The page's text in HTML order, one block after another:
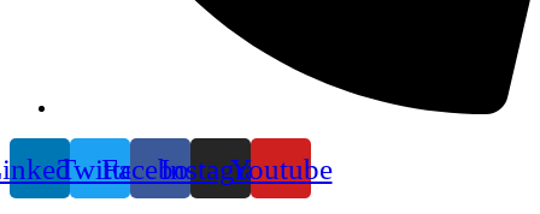
TwitterFacebookInstagramYoutube